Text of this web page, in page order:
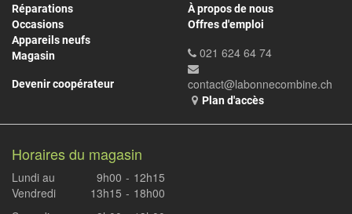
Réparations
Occasions
Appareils neufs
Magasin
Devenir coopérateur
À propos de nous
Offres d'emploi
021 624 64 74
contact@labonnecombine.ch
Plan d'accès
Horaires du magasin
Lundi au
Vendredi
9h00
13h15
-
-
12h15
18h00